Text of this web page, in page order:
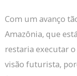
Com um avanço
Amazônia, que
restaria executar
visão futurista,